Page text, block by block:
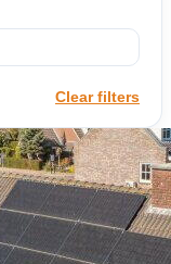
Clear filters